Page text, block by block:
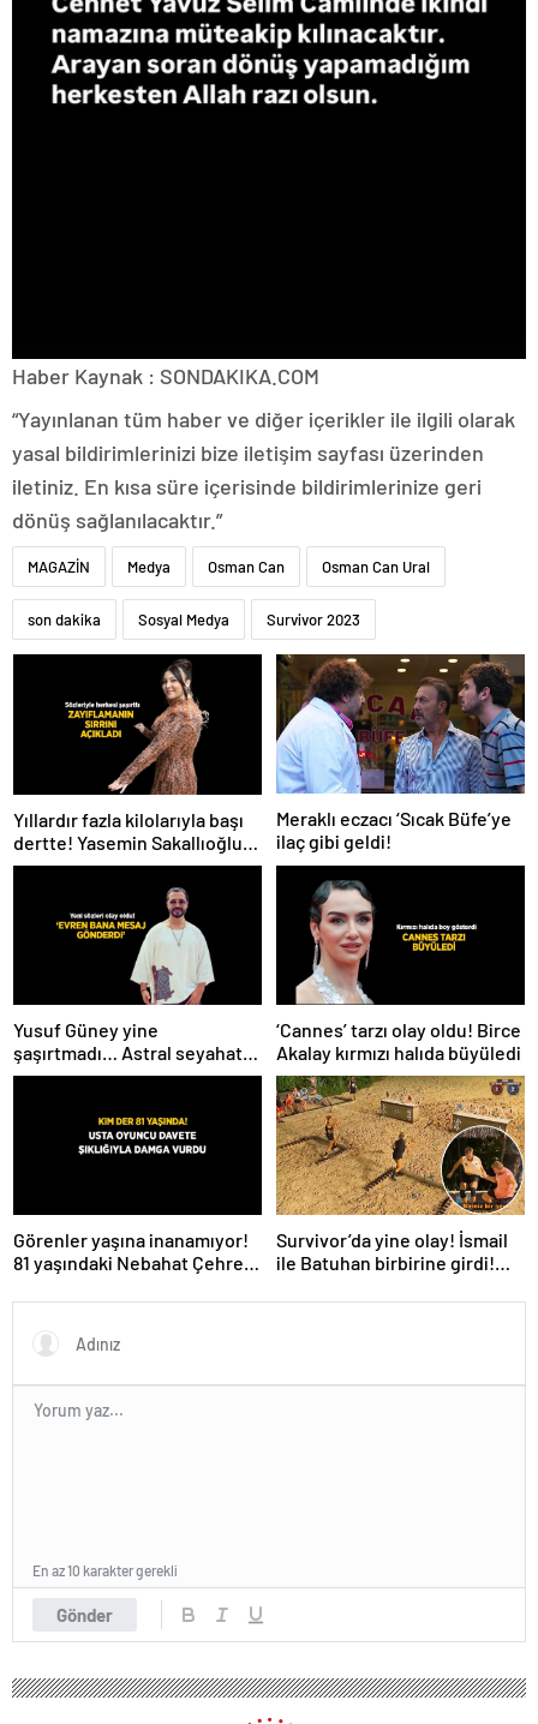
Haber Kaynak : SONDAKIKA.COM
“Yayınlanan tüm haber ve diğer içerikler ile ilgili olarak
yasal bildirimlerinizi bize iletişim sayfası üzerinden
iletiniz. En kısa süre içerisinde bildirimlerinize geri
dönüş sağlanılacaktır.”
MAGAZİN Medya Osman Can Osman Can Ural
son dakika Sosyal Medya Survivor 2023
Yıllardır fazla kilolarıyla başı
dertte! Yasemin Sakallıoğlu
zayıflamasının sırrını açıkladı
Meraklı eczacı ‘Sıcak Büfe’ye
ilaç gibi geldi!
Yusuf Güney yine
şaşırtmadı… Astral seyahat
ve uzaylılardan sonra şimdi
‘Cannes’ tarzı olay oldu! Birce
Akalay kırmızı halıda büyüledi
Görenler yaşına inanamıyor!
81 yaşındaki Nebahat Çehre
Survivor’da yine olay! İsmail
ile Batuhan birbirine girdi!
Gönder
En az 10 karakter gerekli